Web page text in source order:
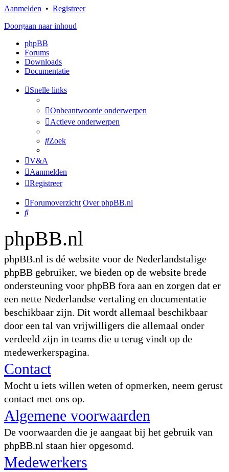
Aanmelden • Registreer
Doorgaan naar inhoud
phpBB
Forums
Downloads
Documentatie
Snelle links
Onbeantwoorde onderwerpen
Actieve onderwerpen
Zoek
V&A
Aanmelden
Registreer
Forumoverzicht Over phpBB.nl
Zoek
phpBB.nl
phpBB.nl is dé website voor de Nederlandstalige
phpBB gebruiker, we bieden op de website brede
ondersteuning voor phpBB fora aan en zorgen dat er
een nette Nederlandse vertaling en documentatie
beschikbaar zijn. Dit wordt allemaal beschikbaar
door een tal van vrijwilligers die allemaal onder
verdeeld zijn in teams die u terug vindt op de
medewerkerspagina.
Contact
Mocht u iets willen weten of opmerken, neem gerust
contact met ons op.
Algemene voorwaarden
De voorwaarden die je aangaat bij het gebruik van
phpBB.nl staan hier opgesomd.
Medewerkers